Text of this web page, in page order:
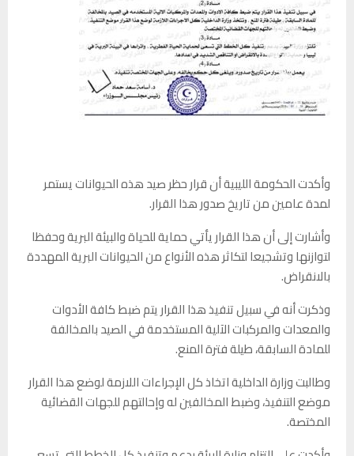
وأكدت الحكومة الليبية أن قرار حظر صيد هذه الحيوانات يستمر
لمدة عامين من تاريخ صدور هذا القرار.
وأشارت إلى أن هذا القرار يأتي حماية للحياة والبيئة البرية وحفظا
لتوازنها وتشجيعا لتكاثر هذه الأنواع من الحيوانات البرية المهددة
بالانقراض.
وذكرت أنه في سبيل تنفيذ هذا القرار يتم ضبط كافة الأدوات
والمعدات والمركبات الآلية المستخدمة في الصيد بالمخالفة
للمادة السابقة، طيلة فترة المنع.
وطالبت وزارة الداخلية اتخاذ كل الإجراءات اللازمة لوضع هذا القرار
موضع التنفيذ، وضبط المخالفين له وإحالتهم للجهات القضائية
المختصة.